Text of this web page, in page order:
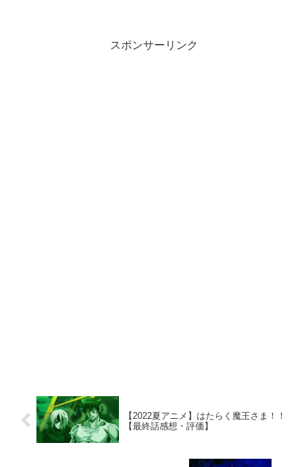
スポンサーリンク
【2022夏アニメ】はたらく魔王さま！！
【最終話感想・評価】